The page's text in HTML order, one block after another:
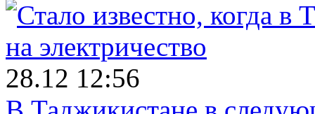
28.12 12:56